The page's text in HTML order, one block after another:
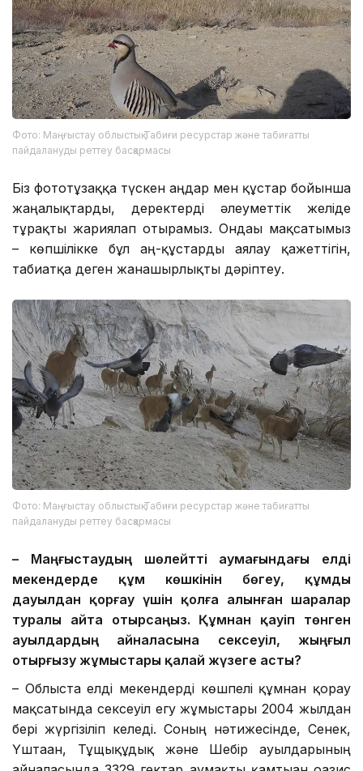
Фото: Маңғыстау облыстық Табиғи ресурстар және табиғатты
пайдалануды реттеу басқармасы
Біз фототұзаққа түскен аңдар мен құстар бойынша
жаңалықтарды, деректерді әлеуметтік желіде
тұрақты жариялап отырамыз. Ондағы мақсатымыз
– көпшілікке бұл аң-құстарды аялау қажеттігін,
табиғатқа деген жанашырлықты дәріптеу.
Фото: Маңғыстау облыстық Табиғи ресурстар және табиғатты
пайдалануды реттеу басқармасы
– Маңғыстаудың шөлейтті аумағындағы елді
мекендерде құм көшкінін бөгеу, құмды
дауылдан қорғау үшін қолға алынған шаралар
туралы айта отырсаңыз. Құмнан қауіп төнген
ауылдардың айналасына сексеуіл, жыңғыл
отырғызу жұмыстары қалай жүзеге асты?
– Облыста елді мекендерді көшпелі құмнан қорғау
мақсатында сексеуіл егу жұмыстары 2004 жылдан
бері жүргізіліп келеді. Соның нәтижесінде, Сенек,
Үштаған, Тұщықұдық және Шебір ауылдарының